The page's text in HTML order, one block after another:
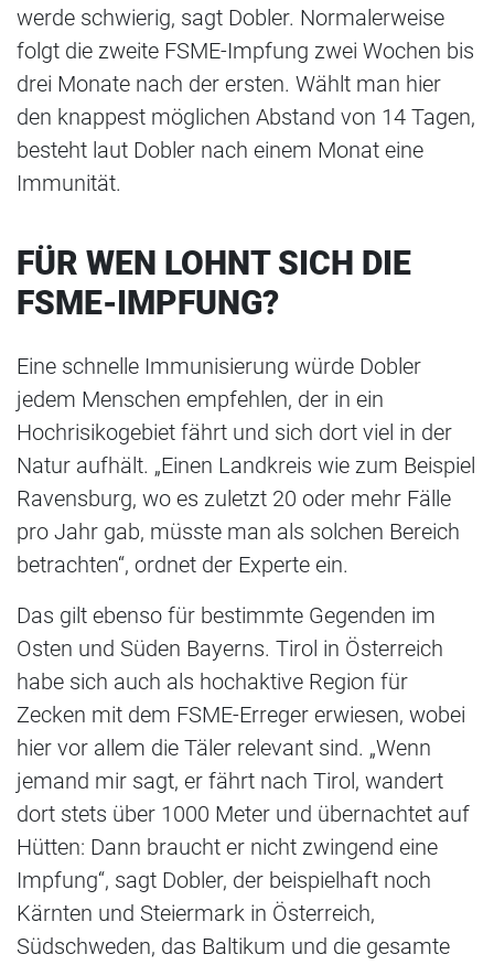
werde schwierig, sagt Dobler. Normalerweise
folgt die zweite FSME-Impfung zwei Wochen bis
drei Monate nach der ersten. Wählt man hier
den knappest möglichen Abstand von 14 Tagen,
besteht laut Dobler nach einem Monat eine
Immunität.
FÜR WEN LOHNT SICH DIE
FSME-IMPFUNG?
Eine schnelle Immunisierung würde Dobler
jedem Menschen empfehlen, der in ein
Hochrisikogebiet fährt und sich dort viel in der
Natur aufhält. „Einen Landkreis wie zum Beispiel
Ravensburg, wo es zuletzt 20 oder mehr Fälle
pro Jahr gab, müsste man als solchen Bereich
betrachten“, ordnet der Experte ein.
Das gilt ebenso für bestimmte Gegenden im
Osten und Süden Bayerns. Tirol in Österreich
habe sich auch als hochaktive Region für
Zecken mit dem FSME-Erreger erwiesen, wobei
hier vor allem die Täler relevant sind. „Wenn
jemand mir sagt, er fährt nach Tirol, wandert
dort stets über 1000 Meter und übernachtet auf
Hütten: Dann braucht er nicht zwingend eine
Impfung“, sagt Dobler, der beispielhaft noch
Kärnten und Steiermark in Österreich,
Südschweden, das Baltikum und die gesamte